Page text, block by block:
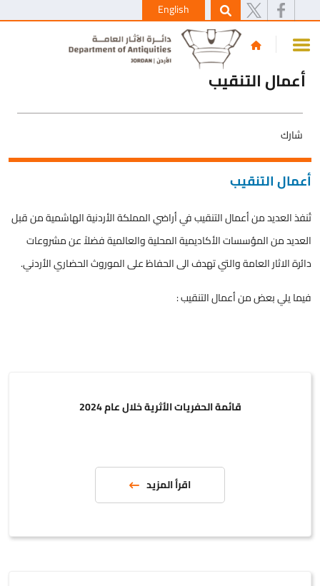
English
أعمال التنقيب
شارك
أعمال التنقيب
تُنفذ العديد من أعمال التنقيب في أراضي المملكة الأردنية الهاشمية من قبل
العديد من المؤسسات الأكاديمية المحلية والعالمية فضلاً عن مشروعات
دائرة الاثار العامة والتي تهدف الى الحفاظ على الموروث الحضاري الأردني.
فيما يلي بعض من أعمال التنقيب :
قائمة الحفريات الأثرية خلال عام 2024
اقرأ المزيد